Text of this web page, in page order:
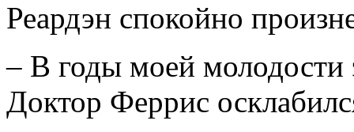
Реардэн спокойно
– В годы моей молодости
Доктор Феррис